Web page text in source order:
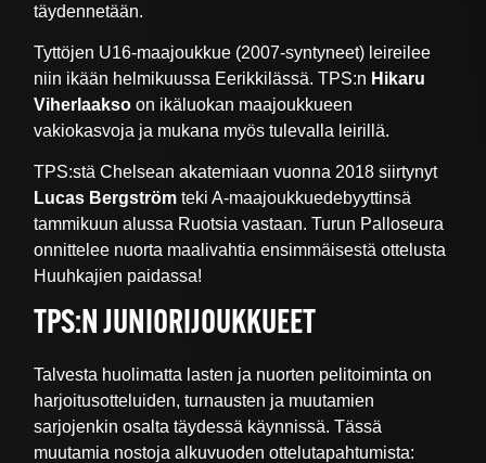
täydennetään.
Tyttöjen U16-maajoukkue (2007-syntyneet) leireilee
niin ikään helmikuussa Eerikkilässä. TPS:n Hikaru
Viherlaakso on ikäluokan maajoukkueen
vakiokasvoja ja mukana myös tulevalla leirillä.
TPS:stä Chelsean akatemiaan vuonna 2018 siirtynyt
Lucas Bergström teki A-maajoukkuedebyyttinsä
tammikuun alussa Ruotsia vastaan. Turun Palloseura
onnittelee nuorta maalivahtia ensimmäisestä ottelusta
Huuhkajien paidassa!
TPS:N JUNIORIJOUKKUEET
Talvesta huolimatta lasten ja nuorten pelitoiminta on
harjoitusotteluiden, turnausten ja muutamien
sarjojenkin osalta täydessä käynnissä. Tässä
muutamia nostoja alkuvuoden ottelutapahtumista: